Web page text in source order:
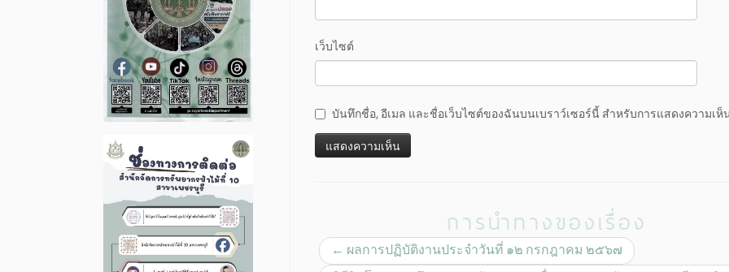
เว็บไซต์
บันทึกชื่อ, อีเมล และชื่อเว็บไซต์ของฉันบนเบราว์เซอร์นี้ สำหรับการแสดงความเห็
การนำทางของเรื่อง
← ผลการปฏิบัติงานประจำวันที่ ๑๒ กรกฎาคม ๒๕๖๗